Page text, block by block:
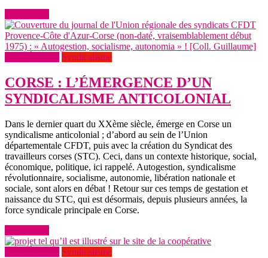
Syndicalisme
CORSE : L’ÉMERGENCE D’UN
SYNDICALISME ANTICOLONIAL
Dans le dernier quart du XXème siècle, émerge en Corse un
syndicalisme anticolonial ; d’abord au sein de l’Union
départementale CFDT, puis avec la création du Syndicat des
travailleurs corses (STC). Ceci, dans un contexte historique, social,
économique, politique, ici rappelé. Autogestion, syndicalisme
révolutionnaire, socialisme, autonomie, libération nationale et
sociale, sont alors en débat ! Retour sur ces temps de gestation et
naissance du STC, qui est désormais, depuis plusieurs années, la
force syndicale principale en Corse.
Syndicalisme